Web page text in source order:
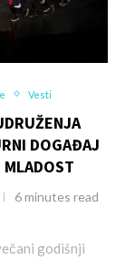
Vesti
DOGAĐAJ
6 minutes read
godišnji